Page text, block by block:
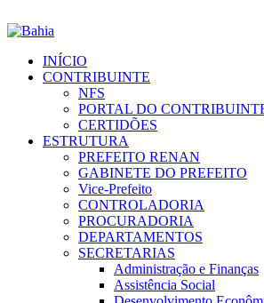
INÍCIO
CONTRIBUINTE
NFS
PORTAL DO
CERTIDÕES
ESTRUTURA
PREFEITO RENAN
GABINETE DO PREFEITO
Vice-Prefeito
CONTROLADORIA
PROCURADORIA
DEPARTAMENTOS
SECRETARIAS
Administração e Finanças
Assistência Social